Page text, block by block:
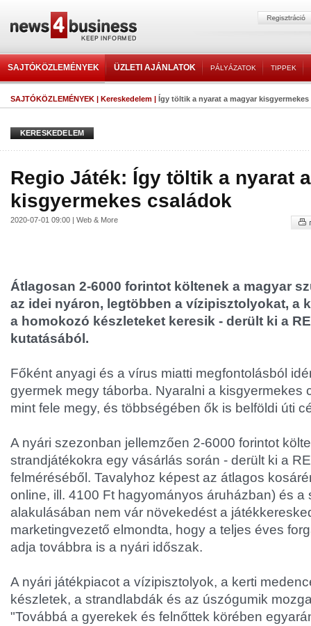
SAJTÓKÖZLEMÉNYEK ÜZLETI AJÁNLATOK PÁLYÁZATOK TIPPEK
SAJTÓKÖZLEMÉNYEK | Kereskedelem | Így töltik a nyarat a magyar kisgyermekes
KERESKEDELEM
Regio Játék: Így töltik a nyarat
kisgyermekes családok
2020-07-01 09:00 | Web & More
Átlagosan 2-6000 forintot költenek a magyar
az idei nyáron, legtöbben a vízipisztolyokat, a
a homokozó készleteket keresik - derült ki a
kutatásából.
Főként anyagi és a vírus miatti megfontolásból
gyermek megy táborba. Nyaralni a kisgyermekes
mint fele megy, és többségében ők is belföldi úti
A nyári szezonban jellemzően 2-6000 forintot
strandjátékokra egy vásárlás során - derült ki a
felméréséből. Tavalyhoz képest az átlagos
online, ill. 4100 Ft hagyományos áruházban) és a
alakulásában nem vár növekedést a
marketingvezető elmondta, hogy a teljes éves
adja továbbra is a nyári időszak.
A nyári játékpiacot a vízipisztolyok, a kerti
készletek, a strandlabdák és az úszógumik
"Továbbá a gyerekek és felnőttek körében